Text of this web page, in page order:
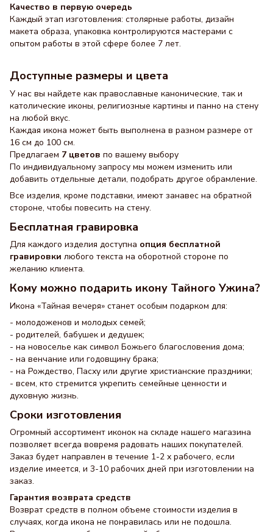
Качество в первую очередь
Каждый этап изготовления: столярные работы, дизайн
макета образа, упаковка контролируются мастерами с
опытом работы в этой сфере более 7 лет.
Доступные размеры и цвета
У нас вы найдете как православные канонические, так и
католические иконы, религиозные картины и панно на стену
на любой вкус.
Каждая икона может быть выполнена в разном размере от
16 см до 100 см.
Предлагаем 7 цветов по вашему выбору
По индивидуальному запросу мы можем изменить или
добавить отдельные детали, подобрать другое обрамление.
Все изделия, кроме подставки, имеют занавес на обратной
стороне, чтобы повесить на стену.
Бесплатная гравировка
Для каждого изделия доступна опция бесплатной
гравировки любого текста на оборотной стороне по
желанию клиента.
Кому можно подарить икону Тайного Ужина?
Икона «Тайная вечеря» станет особым подарком для:
- молодоженов и молодых семей;
- родителей, бабушек и дедушек;
- на новоселье как символ Божьего благословения дома;
- на венчание или годовщину брака;
- на Рождество, Пасху или другие христианские праздники;
- всем, кто стремится укрепить семейные ценности и
духовную жизнь.
Сроки изготовления
Огромный ассортимент иконок на складе нашего магазина
позволяет всегда вовремя радовать наших покупателей.
Заказ будет направлен в течение 1-2 х рабочего, если
изделие имеется, и 3-10 рабочих дней при изготовлении на
заказ.
Гарантия возврата средств
Возврат средств в полном объеме стоимости изделия в
случаях, когда икона не понравилась или не подошла.